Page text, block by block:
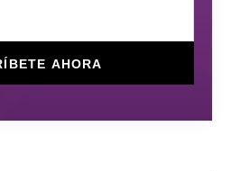
AHORA